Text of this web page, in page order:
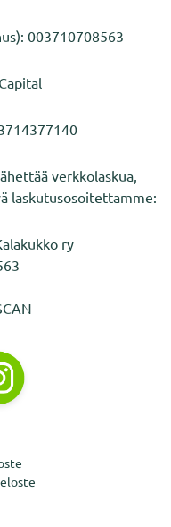
003710708563
verkkolaskua,
laskutusosoitettamme:
ry